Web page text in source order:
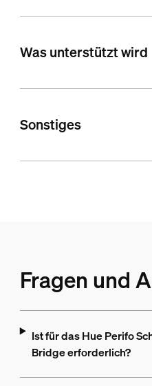
Was unterstützt wird
Sonstiges
Fragen und
Ist für das Hue Perifo
Bridge erforderlich?